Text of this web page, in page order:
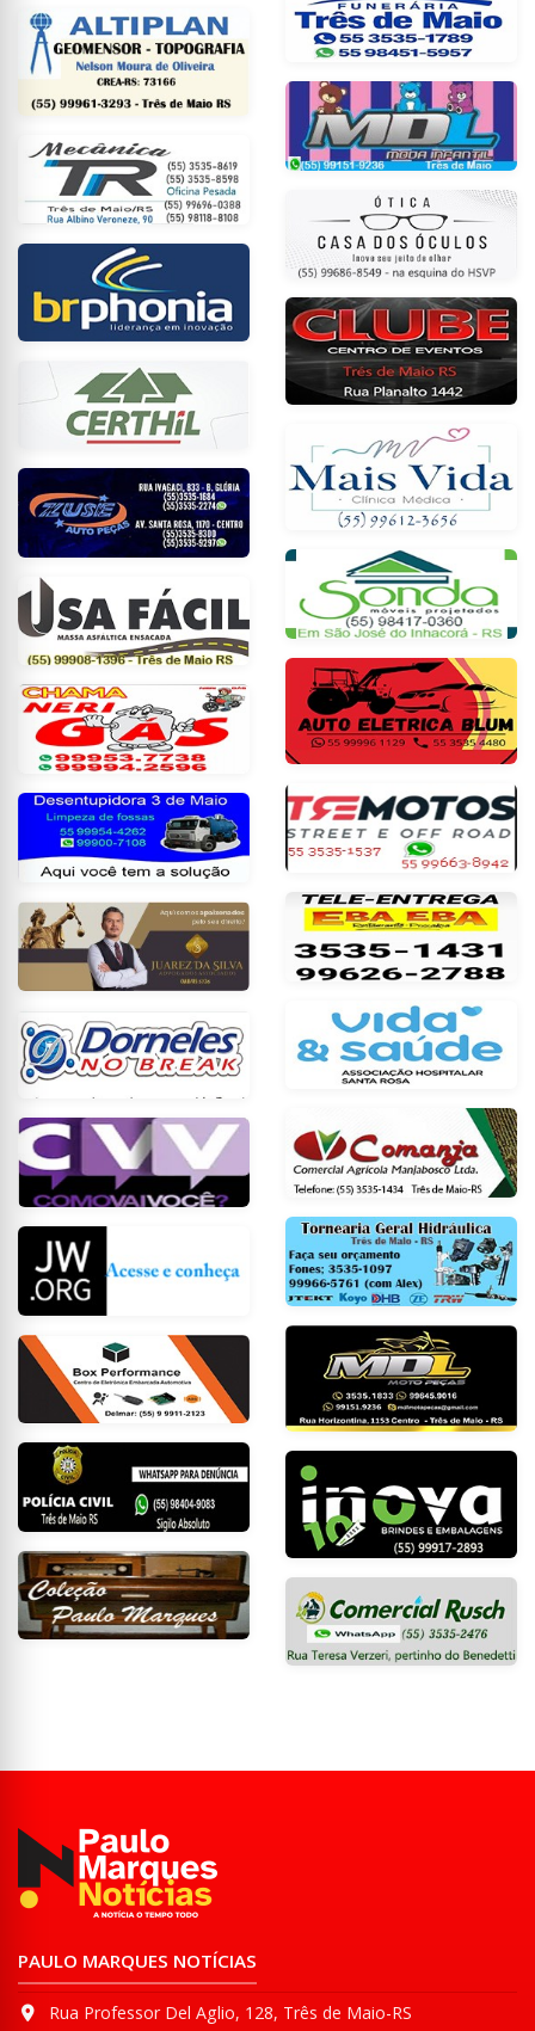
PAULO MARQUES NOTÍCIAS
Rua Professor Del Aglio, 128, Três de Maio-RS